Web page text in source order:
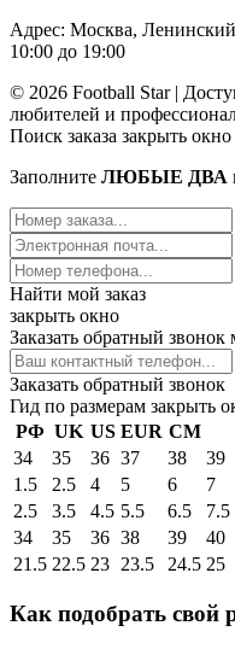
Адрес: Москва,
10:00 до 19:00
© 2026 Football Star |
любителей и
Поиск заказа закрыть окно
Заполните ЛЮБЫЕ ДВА
Найти мой заказ
закрыть окно
Заказать обратный звонок
Заказать обратный звонок
Гид по размерам закрыть
РФ UK US EUR СМ
34
35 36 37 38 39
1.5
2.5 4 5 6 7
2.5
3.5 4.5 5.5 6.5 7.5
34
35 36 38 39 40
21.5 22.5 23 23.5 24.5 25
Как подобрать свой